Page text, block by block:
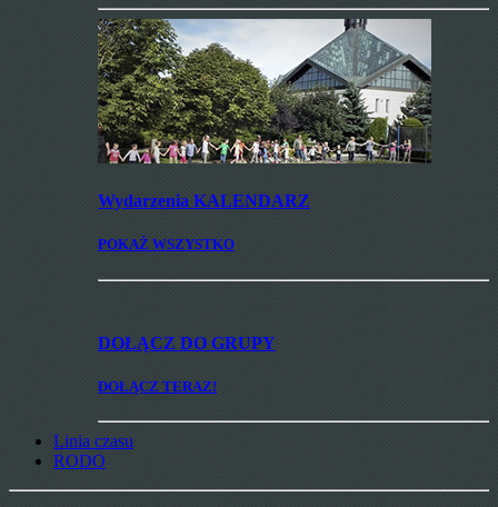
Wydarzenia KALENDARZ
POKAŻ WSZYSTKO
DOŁĄCZ DO GRUPY
DOŁĄCZ TERAZ!
Linia czasu
RODO